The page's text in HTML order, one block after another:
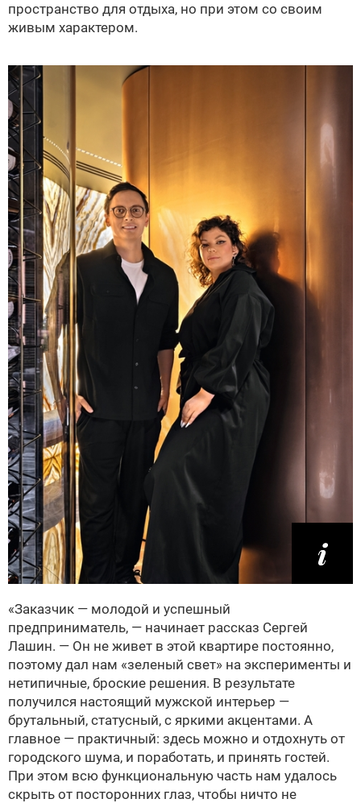
пространство для отдыха, но при этом со своим
живым характером.
«Заказчик — молодой и успешный
предприниматель, — начинает рассказ Сергей
Лашин. — Он не живет в этой квартире постоянно,
поэтому дал нам «зеленый свет» на эксперименты и
нетипичные, броские решения. В результате
получился настоящий мужской интерьер —
брутальный, статусный, с яркими акцентами. А
главное — практичный: здесь можно и отдохнуть от
городского шума, и поработать, и принять гостей.
При этом всю функциональную часть нам удалось
скрыть от посторонних глаз, чтобы ничто не